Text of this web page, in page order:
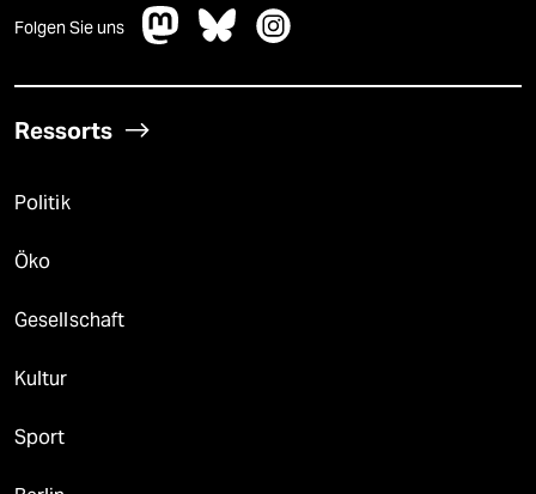
Folgen Sie uns
Ressorts
Politik
Öko
Gesellschaft
Kultur
Sport